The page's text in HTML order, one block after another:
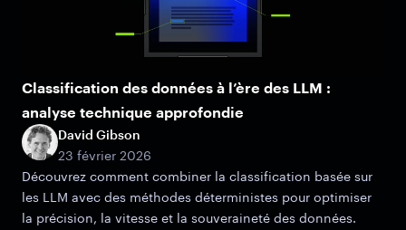
Classification des données à l’ère des LLM :
analyse technique approfondie
David Gibson
23 février 2026
Découvrez comment combiner la classification basée sur
les LLM avec des méthodes déterministes pour optimiser
la précision, la vitesse et la souveraineté des données.